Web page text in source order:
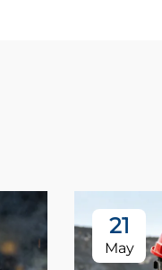
21
May